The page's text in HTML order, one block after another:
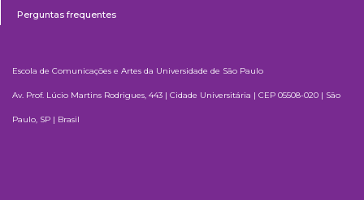
Perguntas frequentes
Escola de Comunicações e Artes da Universidade de São Paulo
Av. Prof. Lúcio Martins Rodrigues, 443 | Cidade Universitária | CEP 05508-020 | São
Paulo, SP | Brasil